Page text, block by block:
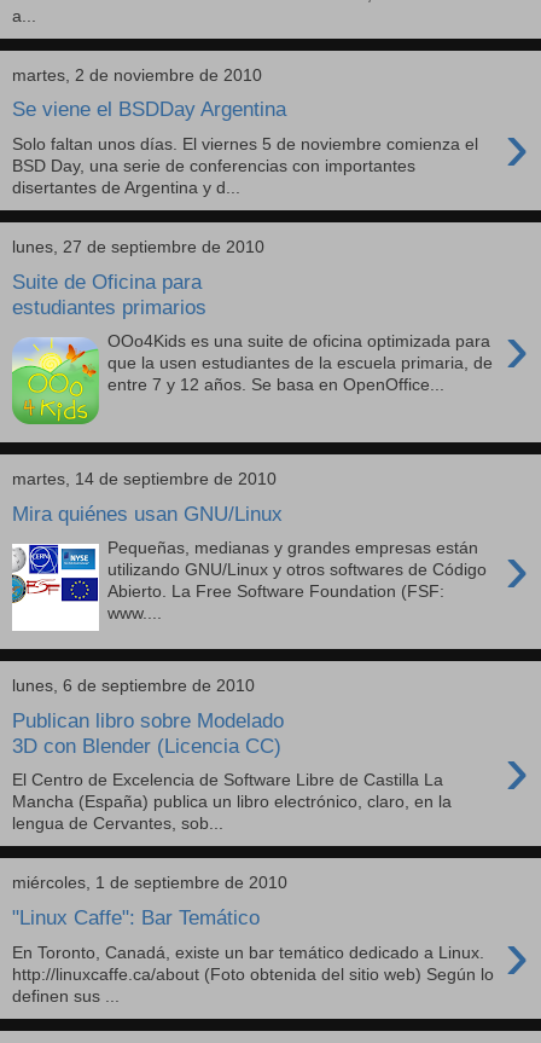
a...
martes, 2 de noviembre de 2010
Se viene el BSDDay Argentina ›
Solo faltan unos días. El viernes 5 de noviembre comienza el
BSD Day, una serie de conferencias con importantes
disertantes de Argentina y d...
lunes, 27 de septiembre de 2010
Suite de Oficina para
estudiantes primarios
›
OOo4Kids es una suite de oficina optimizada para
que la usen estudiantes de la escuela primaria, de
entre 7 y 12 años. Se basa en OpenOffice...
martes, 14 de septiembre de 2010
Mira quiénes usan GNU/Linux
›
Pequeñas, medianas y grandes empresas están
utilizando GNU/Linux y otros softwares de Código
Abierto. La Free Software Foundation (FSF:
www....
lunes, 6 de septiembre de 2010
Publican libro sobre Modelado
3D con Blender (Licencia CC)
›
El Centro de Excelencia de Software Libre de Castilla La
Mancha (España) publica un libro electrónico, claro, en la
lengua de Cervantes, sob...
miércoles, 1 de septiembre de 2010
"Linux Caffe": Bar Temático ›
En Toronto, Canadá, existe un bar temático dedicado a Linux.
http://linuxcaffe.ca/about (Foto obtenida del sitio web) Según lo
definen sus ...